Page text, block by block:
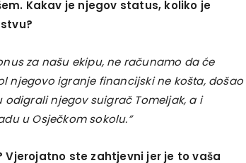
Kakav je njegov status, koliko je
za našu ekipu, ne računamo da će
njegovo igranje financijski ne košta, došao
njegov suigrač Tomeljak, a i
u Osječkom sokolu.”
Vjerojatno ste zahtjevni jer je to vaša